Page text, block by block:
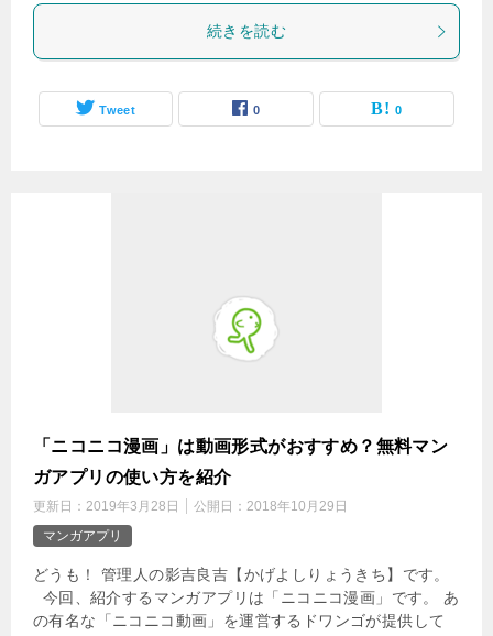
続きを読む
Tweet 0 0
「ニコニコ漫画」は動画形式がおすすめ？無料マン
ガアプリの使い方を紹介
更新日： 2019年3月28日 公開日： 2018年10月29日
マンガアプリ
どうも！ 管理人の影吉良吉【かげよしりょうきち】です。
今回、紹介するマンガアプリは「ニコニコ漫画」です。 あ
の有名な「ニコニコ動画」を運営するドワンゴが提供して